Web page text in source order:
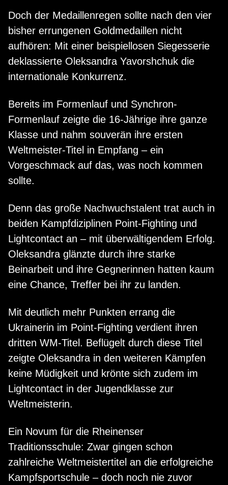
Doch der Medaillenregen sollte nach den vier
bisher errungenen Goldmedaillen nicht
aufhören: Mit einer beispiellosen Siegesserie
deklassierte Oleksandra Yavorshchuk die
internationale Konkurrenz.
Bereits im Formenlauf und Synchron-
Formenlauf zeigte die 16-Jährige ihre ganze
Klasse und nahm souverän ihre ersten
Weltmeister-Titel in Empfang – ein
Vorgeschmack auf das, was noch kommen
sollte.
Denn das große Nachwuchstalent trat auch in
beiden Kampfdiziplinen Point-Fighting und
Lightcontact an – mit überwältigendem Erfolg.
Oleksandra glänzte durch ihre starke
Beinarbeit und ihre Gegnerinnen hatten kaum
eine Chance, Treffer bei ihr zu landen.
Mit deutlich mehr Punkten errang die
Ukrainerin im Point-Fighting verdient ihren
dritten WM-Titel. Beflügelt durch diese Titel
zeigte Oleksandra in den weiteren Kämpfen
keine Müdigkeit und krönte sich zudem im
Lightcontact in der Jugendklasse zur
Weltmeisterin.
Ein Novum für die Rheinenser
Traditionsschule: Zwar gingen schon
zahlreiche Weltmeistertitel an die erfolgreiche
Kampfsportschule – doch noch nie zuvor